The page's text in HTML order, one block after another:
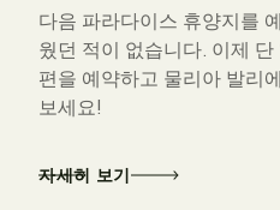
다음 파라다이스 휴양지를
웠던 적이 없습니다. 이제
편을 예약하고 물리아 발리
보세요!
자세히 보기